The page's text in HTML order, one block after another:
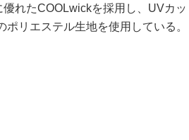
れたCOOLwickを採用し、UVカッ
リエステル生地を使用している。